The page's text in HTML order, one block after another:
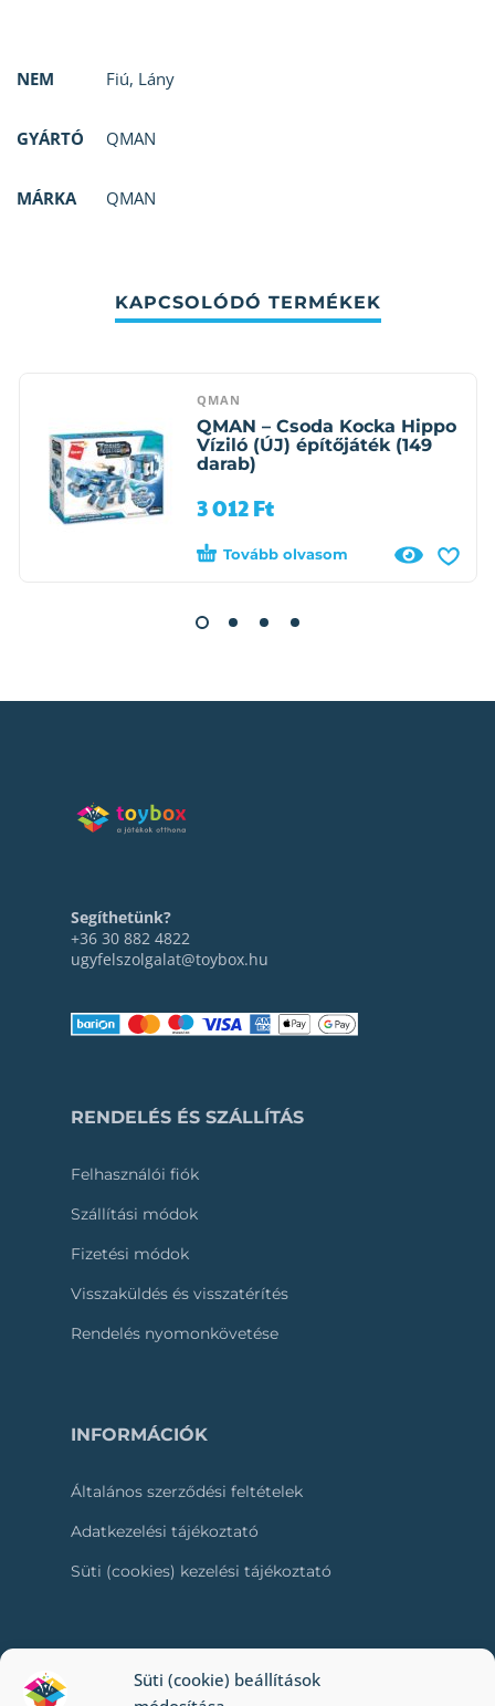
Süti (cookie) beállítások
NEM Fiú, Lány
GYÁRTÓ QMAN
MÁRKA QMAN
KAPCSOLÓDÓ TERMÉKEK
QMAN
QMAN – Csoda Kocka Hippo
Víziló (ÚJ) építőjáték (149
darab)
3 012Ft
Tovább olvasom
Segíthetünk?
+36 30 882 4822
ugyfelszolgalat@toybox.hu
RENDELÉS ÉS SZÁLLÍTÁS
Felhasználói fiók
Szállítási módok
Fizetési módok
Visszaküldés és visszatérítés
Rendelés nyomonkövetése
INFORMÁCIÓK
Általános szerződési feltételek
Adatkezelési tájékoztató
Süti (cookies) kezelési tájékoztató
RÓLUNK